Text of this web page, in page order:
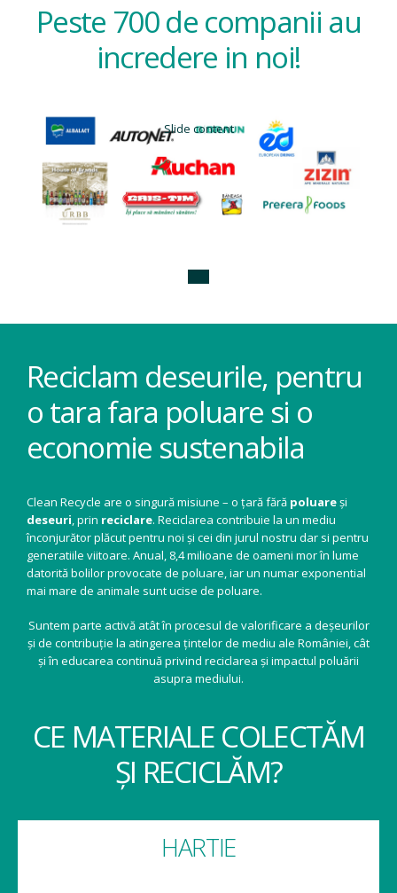
Peste 700 de companii au
incredere in noi!
Slide content
Reciclam deseurile, pentru
o tara fara poluare si o
economie sustenabila
Clean Recycle are o singură misiune – o țară fără poluareși
deseuri, prin reciclare. Reciclarea contribuie la un mediu
înconjurător plăcut pentru noi și cei din jurul nostru dar si pentru
generatiile viitoare. Anual, 8,4 milioane de oameni mor în lume
datorită bolilor provocate de poluare, iar un numar exponential
mai mare de animale sunt ucise de poluare.
Suntem parte activă atât în procesul de valorificare a deșeurilor
și de contribuție la atingerea țintelor de mediu ale României, cât
și în educarea continuă privind reciclarea și impactul poluării
asupra mediului.
CE MATERIALE COLECTĂM
ȘI RECICLĂM?
HARTIE